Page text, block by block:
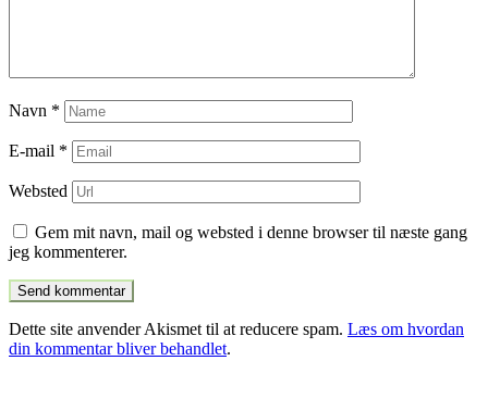
Navn *
E-mail *
Websted
Gem mit navn, mail og websted i denne browser til næste gang
jeg kommenterer.
Dette site anvender Akismet til at reducere spam. Læs om hvordan
din kommentar bliver behandlet.